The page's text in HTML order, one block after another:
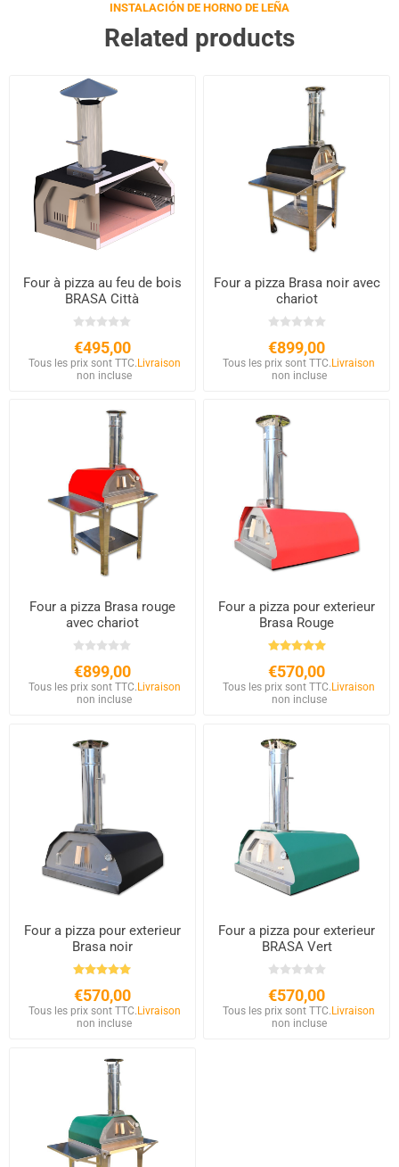
INSTALACIÓN DE HORNO DE LEÑA
Related products
Four à pizza au feu de bois
BRASA Città
€495,00
Tous les prix sont TTC.Livraison
non incluse
Four a pizza Brasa noir avec
chariot
€899,00
Tous les prix sont TTC.Livraison
non incluse
Four a pizza Brasa rouge
avec chariot
€899,00
Tous les prix sont TTC. Livraison
non incluse
Four a pizza pour exterieur
Brasa Rouge
€570,00
Tous les prix sont TTC. Livraison
non incluse
Four a pizza pour exterieur
Brasa noir
€570,00
Tous les prix sont TTC. Livraison
non incluse
Four a pizza pour exterieur
BRASA Vert
€570,00
Tous les prix sont TTC. Livraison
non incluse